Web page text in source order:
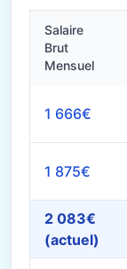
Salaire
Brut
Mensuel
1 666€
1 875€
2 083€
(actuel)